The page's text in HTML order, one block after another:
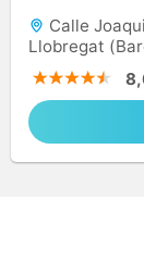
Calle
Llobregat